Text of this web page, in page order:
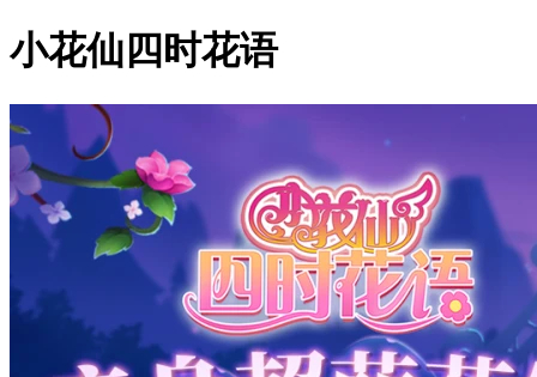
小花仙四时花语